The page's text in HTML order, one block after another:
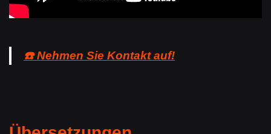
☎️ Nehmen Sie Kontakt auf!